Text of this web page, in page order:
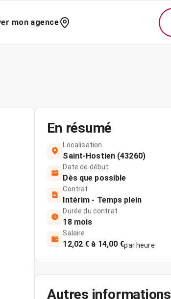
mon agence
En résumé
Localisation
Saint-Hostien (43260)
Date de début
Dès que possible
Contrat
Intérim - Temps plein
Durée du contrat
18 mois
Salaire
12,02 € à 14,00 €par heure
Autres informations